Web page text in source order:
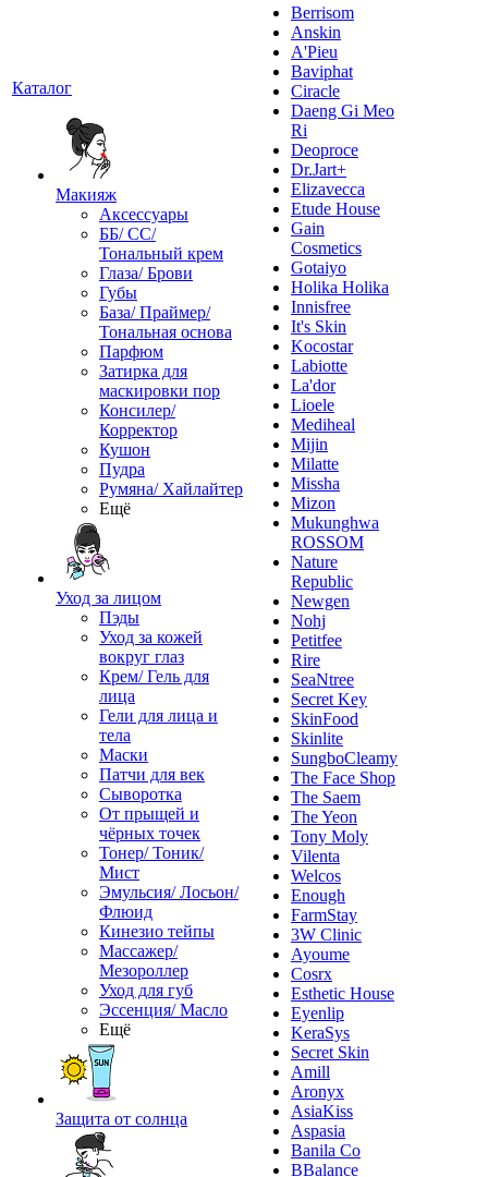
Каталог
Макияж
Аксессуары
ББ/ СС/
Тональный крем
Глаза/ Брови
Губы
База/ Праймер/
Тональная основа
Парфюм
Затирка для
маскировки пор
Консилер/
Корректор
Кушон
Пудра
Румяна/ Хайлайтер
Ещё
Уход за лицом
Пэды
Уход за кожей
вокруг глаз
Крем/ Гель для
лица
Гели для лица и
тела
Маски
Патчи для век
Сыворотка
От прыщей и
чёрных точек
Тонер/ Тоник/
Мист
Эмульсия/ Лосьон/
Флюид
Кинезио тейпы
Массажер/
Мезороллер
Уход для губ
Эссенция/ Масло
Ещё
Защита от солнца
Berrisom
Anskin
A'Pieu
Baviphat
Ciracle
Daeng Gi Meo
Ri
Deoproce
Dr.Jart+
Elizavecca
Etude House
Gain
Cosmetics
Gotaiyo
Holika Holika
Innisfree
It's Skin
Kocostar
Labiotte
La'dor
Lioele
Mediheal
Mijin
Milatte
Missha
Mizon
Mukunghwa
ROSSOM
Nature
Republic
Newgen
Nohj
Petitfee
Rire
SeaNtree
Secret Key
SkinFood
Skinlite
SungboCleamy
The Face Shop
The Saem
The Yeon
Tony Moly
Vilenta
Welcos
Enough
FarmStay
3W Clinic
Ayoume
Cosrx
Esthetic House
Eyenlip
KeraSys
Secret Skin
Amill
Aronyx
AsiaKiss
Aspasia
Banila Co
BBalance